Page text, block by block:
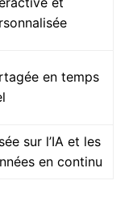
en temps
sur l’IA et les
en continu